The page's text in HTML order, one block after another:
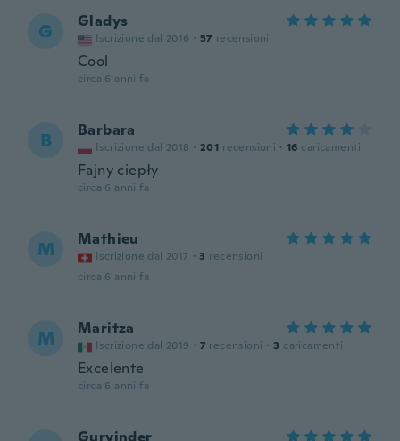
G Gladys
Iscrizione dal 2016 · 57 recensioni
Cool
circa 6 anni fa
B Barbara
Iscrizione dal 2018 · 201 recensioni · 16 caricamenti
Fajny ciepły
circa 6 anni fa
M Mathieu
Iscrizione dal 2017 · 3 recensioni
circa 6 anni fa
M Maritza
Iscrizione dal 2019 · 7 recensioni · 3 caricamenti
Excelente
circa 6 anni fa
Gurvinder